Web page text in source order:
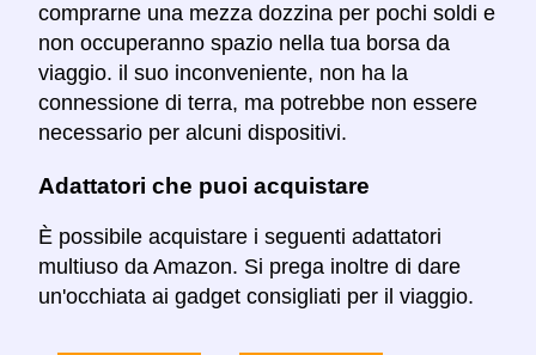
comprarne una mezza dozzina per pochi soldi e
non occuperanno spazio nella tua borsa da
viaggio. il suo inconveniente, non ha la
connessione di terra, ma potrebbe non essere
necessario per alcuni dispositivi.
Adattatori che puoi acquistare
È possibile acquistare i seguenti adattatori
multiuso da Amazon. Si prega inoltre di dare
un'occhiata ai gadget consigliati per il viaggio.